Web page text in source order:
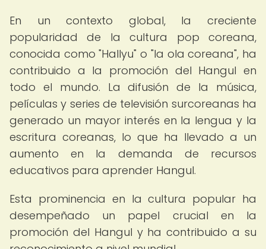
En un contexto global, la creciente
popularidad de la cultura pop coreana,
conocida como "Hallyu" o "la ola coreana", ha
contribuido a la promoción del Hangul en
todo el mundo. La difusión de la música,
películas y series de televisión surcoreanas ha
generado un mayor interés en la lengua y la
escritura coreanas, lo que ha llevado a un
aumento en la demanda de recursos
educativos para aprender Hangul.
Esta prominencia en la cultura popular ha
desempeñado un papel crucial en la
promoción del Hangul y ha contribuido a su